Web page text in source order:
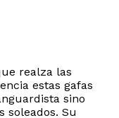
realza las
estas gafas
sino
Su